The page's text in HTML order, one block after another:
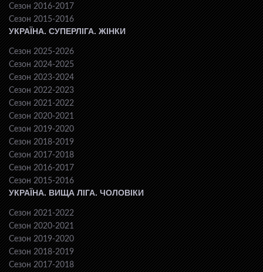
Сезон 2016-2017
Сезон 2015-2016
УКРАЇНА. СУПЕРЛІГА. ЖІНКИ
Сезон 2025-2026
Сезон 2024-2025
Сезон 2023-2024
Сезон 2022-2023
Сезон 2021-2022
Сезон 2020-2021
Сезон 2019-2020
Сезон 2018-2019
Сезон 2017-2018
Сезон 2016-2017
Сезон 2015-2016
УКРАЇНА. ВИЩА ЛІГА. ЧОЛОВІКИ
Сезон 2021-2022
Сезон 2020-2021
Сезон 2019-2020
Сезон 2018-2019
Сезон 2017-2018